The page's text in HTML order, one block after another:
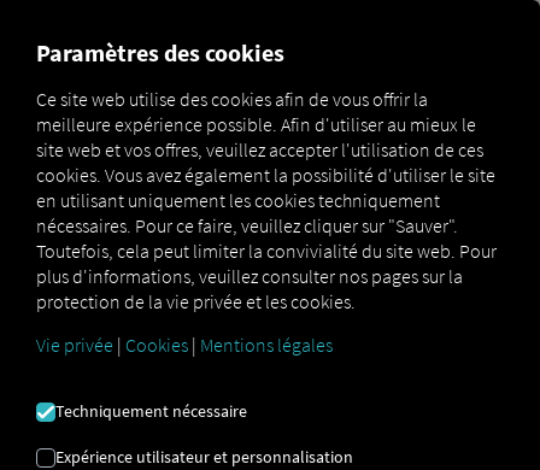
Marketplace MAN ServiceCare M
MAN
SERVICECARE M
Paramètres des cookies
Ce site web utilise des cookies afin de vous offrir la
meilleure expérience possible. Afin d'utiliser au mieux le
site web et vos offres, veuillez accepter l'utilisation de ces
cookies. Vous avez également la possibilité d'utiliser le site
en utilisant uniquement les cookies techniquement
nécessaires. Pour ce faire, veuillez cliquer sur "Sauver".
Toutefois, cela peut limiter la convivialité du site web. Pour
plus d'informations, veuillez consulter nos pages sur la
protection de la vie privée et les cookies.
Vie privée | Cookies | Mentions légales
Techniquement nécessaire
Expérience utilisateur et personnalisation